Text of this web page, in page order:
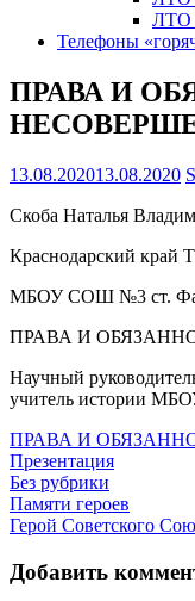
ЛТО
Телефоны
ПРАВА И
13.08.202013.08.2020
Скоба Наталья
Краснодарский край
МБОУ СОШ №3 ст.
ПРАВА И
Научный
учитель истории
ПРАВА И
Презентация
Без рубрики
Навигация
по
записям
Памяти героев
Герой Советского
Добавить